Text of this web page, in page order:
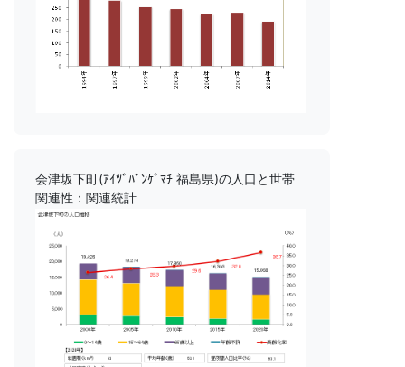
会津坂下町(ｱｲﾂﾞﾊﾞﾝｹﾞﾏﾁ 福島県)の人口と世帯
関連性：関連統計